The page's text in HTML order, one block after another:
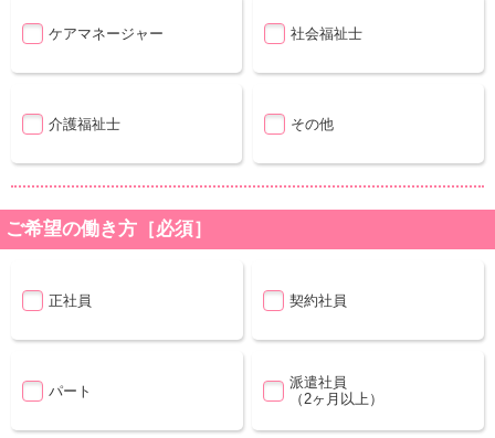
ケアマネージャー 社会福祉士
介護福祉士 その他
ご希望の働き方［必須］
正社員 契約社員
パート
派遣社員
（2ヶ月以上）